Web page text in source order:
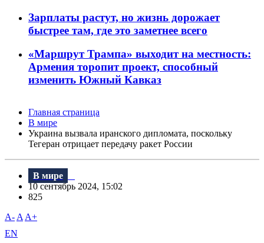
Зарплаты растут, но жизнь дорожает
быстрее там, где это заметнее всего
«Маршрут Трампа» выходит на местность:
Армения торопит проект, способный
изменить Южный Кавказ
Главная страница
В мире
Украина вызвала иранского дипломата, поскольку
Тегеран отрицает передачу ракет России
В мире
10 сентябрь 2024, 15:02
825
A- A A+
EN